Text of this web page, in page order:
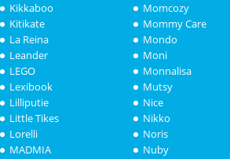
Kikkaboo
Kitikate
La Reina
Leander
LEGO
Lexibook
Lilliputie
Little Tikes
Lorelli
MADMIA
Momcozy
Mommy Care
Mondo
Moni
Monnalisa
Mutsy
Nice
Nikko
Noris
Nuby